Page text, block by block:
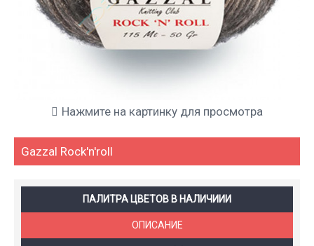
Нажмите на картинку для просмотра
Gazzal Rock'n'roll
ПАЛИТРА ЦВЕТОВ В НАЛИЧИИИ
ОПИСАНИЕ